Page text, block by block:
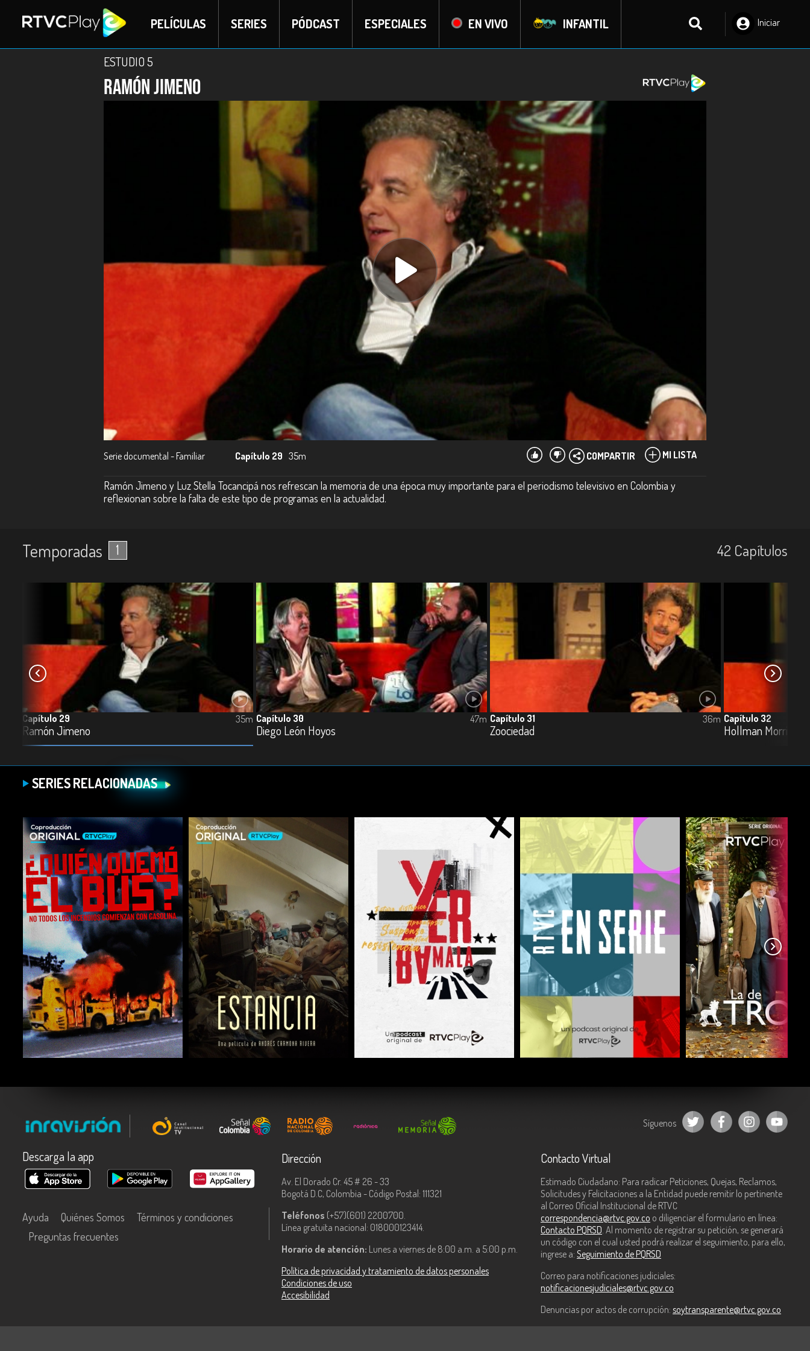
PELÍCULAS SERIES PÓDCAST ESPECIALES EN VIVO INFANTIL
Iniciar
ESTUDIO 5
Ramón Jimeno
Serie documental - Familiar Capítulo 29 35m MI LISTA
COMPARTIR
Ramón Jimeno y Luz Stella Tocancipá nos refrescan la memoria de una época muy importante para el periodismo televisivo en Colombia y
reflexionan sobre la falta de este tipo de programas en la actualidad.
Temporadas 1 42 Capí­tulos
Capítulo 29
Ramón Jimeno
35m Capítulo 30
Diego León Hoyos
47m Capítulo 31
Zoociedad
36m Capítulo 32
Hollman Morris
SERIES RELACIONADAS
COMPARTIR COMPARTIR COMPARTIR COMPARTIR COMPARTIR
Síguenos
Descarga la app
Ayuda Quiénes Somos
Términos y condiciones
Preguntas frecuentes
Dirección
Av. El Dorado Cr. 45 # 26 - 33
Bogotá D.C, Colombia - Código Postal: 111321
Teléfonos (+57)(601) 2200700.
Línea gratuita nacional: 018000123414.
Horario de atención: Lunes a viernes de 8:00 a.m. a 5:00 p.m.
Política de privacidad y tratamiento de datos personales
Condiciones de uso
Accesibilidad
Contacto Virtual
Estimado Ciudadano: Para radicar Peticiones, Quejas, Reclamos,
Solicitudes y Felicitaciones a la Entidad puede remitir lo pertinente
al Correo Oficial Institucional de RTVC
correspondencia@rtvc.gov.co o diligenciar el formulario en línea:
Contacto PQRSD . Al momento de registrar su petición, se generará
un código con el cual usted podrá realizar el seguimiento, para ello,
ingrese a: Seguimiento de PQRSD
Correo para notificaciones judiciales:
notificacionesjudiciales@rtvc.gov.co
Denuncias por actos de corrupción: soytransparente@rtvc.gov.co